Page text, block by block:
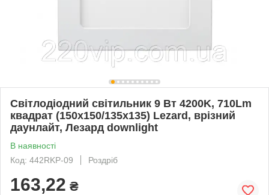
Світлодіодний світильник 9 Вт 4200K, 710Lm
квадрат (150x150/135x135) Lezard, врізний
даунлайт, Лезард downlight
В наявності
Код: 442RKP-09
Роздріб
163,22 ₴